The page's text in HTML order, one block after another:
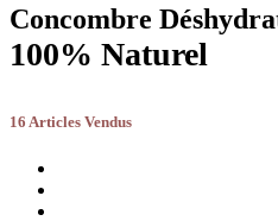
Concombre
100% Naturel
16 Articles Vendus